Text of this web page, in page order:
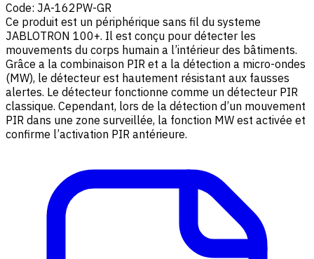
Code: JA-162PW-GR
Ce produit est un périphérique sans fil du systeme
JABLOTRON 100+. Il est conçu pour détecter les
mouvements du corps humain a l’intérieur des bâtiments.
Grâce a la combinaison PIR et a la détection a micro-ondes
(MW), le détecteur est hautement résistant aux fausses
alertes. Le détecteur fonctionne comme un détecteur PIR
classique. Cependant, lors de la détection d’un mouvement
PIR dans une zone surveillée, la fonction MW est activée et
confirme l’activation PIR antérieure.